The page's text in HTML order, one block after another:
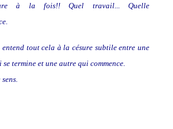
à la fois!! Quel travail... Quelle
entend tout cela à la césure subtile entre une
se termine et une autre qui commence.